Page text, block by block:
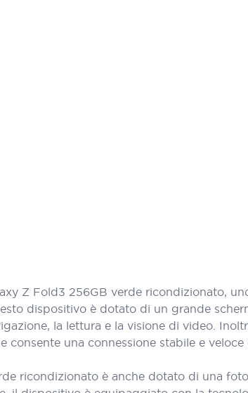
Z Fold3 256GB verde ricondizionato,
dispositivo è dotato di un grande
la lettura e la visione di video.
consente una connessione stabile e
ricondizionato è anche dotato di una